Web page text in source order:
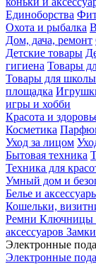
Единоборства
Охота и рыбалка
Дом, дача, ремонт
Детские товары
гигиена Товары
Товары для школы
площадка
игры и хобби
Красота и
Косметика
Уход за лицом
Бытовая техника
Техника для
Умный дом и
Белье и
Кошельки,
Ремни Ключницы
аксессуаров
Электронные
Электронные